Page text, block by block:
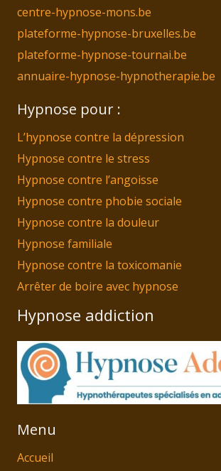
centre-hypnose-mons.be
plateforme-hypnose-bruxelles.be
plateforme-hypnose-tournai.be
annuaire-hypnose-hypnotherapie.be
Hypnose pour :
L’hypnose contre la dépression
Hypnose contre le stress
Hypnose contre l’angoisse
Hypnose contre phobie sociale
Hypnose contre la douleur
Hypnose familiale
Hypnose contre la toxicomanie
Arrêter de boire avec hypnose
Hypnose addiction
Menu
Accueil